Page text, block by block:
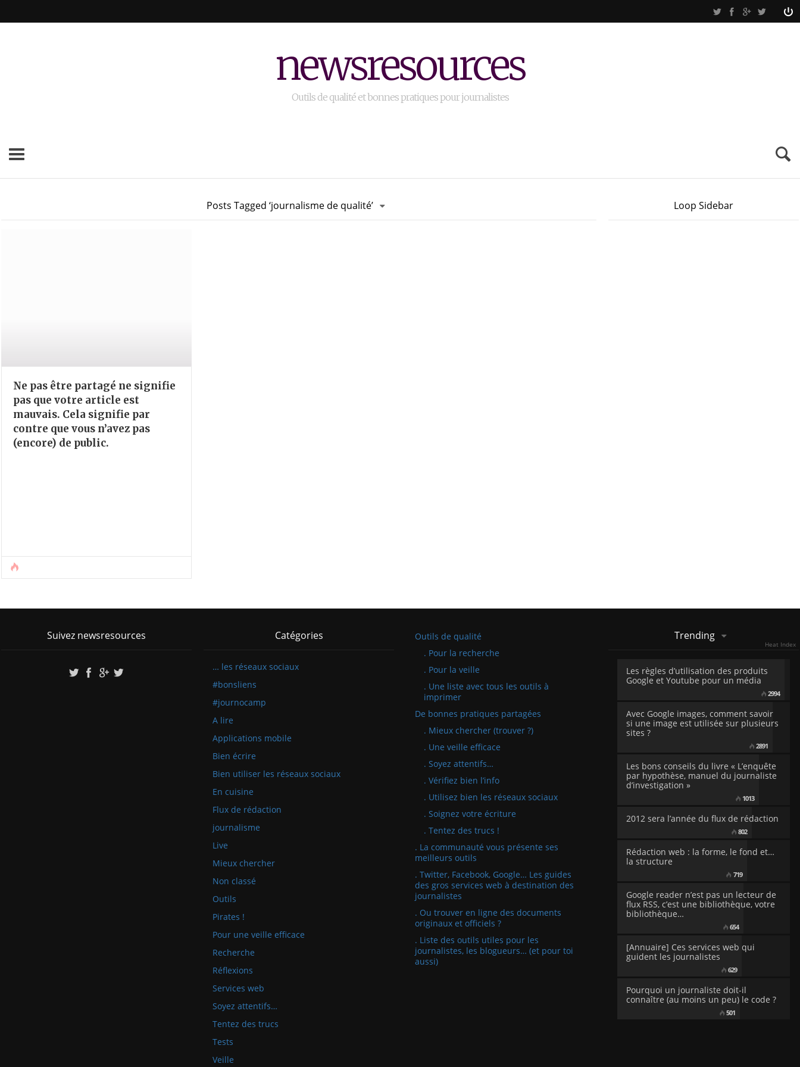
newsresources
Outils de qualité et bonnes pratiques pour journalistes
Posts Tagged ‘journalisme de qualité’
Ne pas être partagé ne signifie
pas que votre article est
mauvais. Cela signifie par
contre que vous n’avez pas
(encore) de public.
Loop Sidebar
Suivez newsresources Catégories
… les réseaux sociaux
#bonsliens
#journocamp
A lire
Applications mobile
Bien écrire
Bien utiliser les réseaux sociaux
En cuisine
Flux de rédaction
journalisme
Live
Mieux chercher
Non classé
Outils
Pirates !
Pour une veille efficace
Recherche
Réflexions
Services web
Soyez attentifs…
Tentez des trucs
Tests
Veille
Outils de qualité
. Pour la recherche
. Pour la veille
. Une liste avec tous les outils à
imprimer
De bonnes pratiques partagées
. Mieux chercher (trouver ?)
. Une veille efficace
. Soyez attentifs…
. Vérifiez bien l’info
. Utilisez bien les réseaux sociaux
. Soignez votre écriture
. Tentez des trucs !
. La communauté vous présente ses
meilleurs outils
. Twitter, Facebook, Google… Les guides
des gros services web à destination des
journalistes
. Ou trouver en ligne des documents
originaux et officiels ?
. Liste des outils utiles pour les
journalistes, les blogueurs… (et pour toi
aussi)
Trending
Heat Index
Les règles d’utilisation des produits
Google et Youtube pour un média
2994
Avec Google images, comment savoir
si une image est utilisée sur plusieurs
sites ?
2891
Les bons conseils du livre « L’enquête
par hypothèse, manuel du journaliste
d’investigation »
1013
2012 sera l’année du flux de rédaction
802
Rédaction web : la forme, le fond et…
la structure
719
Google reader n’est pas un lecteur de
flux RSS, c’est une bibliothèque, votre
bibliothèque…
654
[Annuaire] Ces services web qui
guident les journalistes
629
Pourquoi un journaliste doit-il
connaître (au moins un peu) le code ?
501